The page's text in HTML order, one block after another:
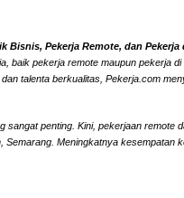
Pekerja Remote, dan
baik pekerja remote maupun
talenta berkualitas, Pekerja.com
penting. Kini, pekerjaan
Meningkatnya